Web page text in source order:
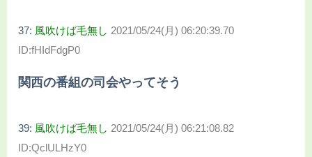
37: 風吹けば毛無し 2021/05/24(月) 06:20:39.70
ID:fHIdFdgP0
関西の番組の司会やってそう
39: 風吹けば毛無し 2021/05/24(月) 06:21:08.82
ID:QclULHzY0